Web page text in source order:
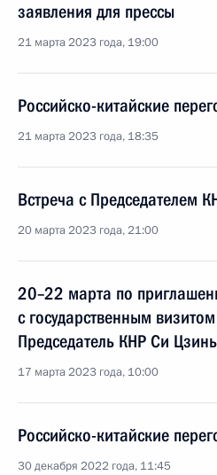
заявления для прессы
21 марта 2023 года, 19:00
Российско-китайские
21 марта 2023 года, 18:35
Встреча с Председателем
20 марта 2023 года, 21:00
20–22 марта по
с государственным
Председатель КНР Си
17 марта 2023 года, 10:00
Российско-китайские
30 декабря 2022 года, 11:45